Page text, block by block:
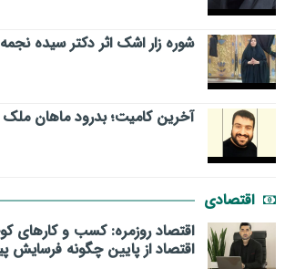
شوره زار اشک اثر دکتر سیده
​آخرین کامیت؛ بدرود ماهان ملک
اقتصادی
اقتصاد روزمره: کسب‌ و کارهای
اقتصاد از پایین چگونه فرسایش